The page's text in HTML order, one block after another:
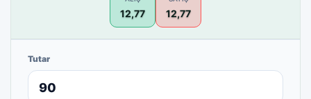
12,77 12,77
Tutar